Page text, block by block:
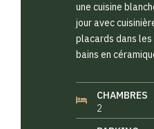
une cuisine
jour avec
placards dans les
bains en
CHAMBRES
2